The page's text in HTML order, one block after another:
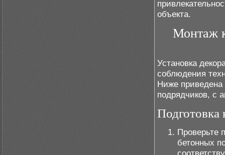
объекта.
Монтаж
Установка
соблюдения
Ниже приведена
подрядчиков, с
Подготовка
Проверьте
бетонных